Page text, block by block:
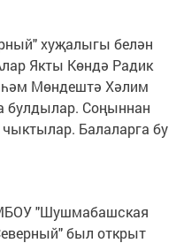
хуҗалыгы белән
Якты Көндә Радик
Мөндештә Хәлим
булдылар. Соңыннан
чыктылар. Балаларга бу
"Шушмабашская
был открыт